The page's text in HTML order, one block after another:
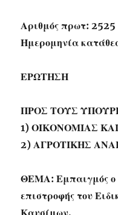
Αριθμός πρωτ: 2525
Ημερομηνία
ΕΡΩΤΗΣΗ
ΠΡΟΣ ΤΟΥΣ
1) ΟΙΚΟΝΟΜΙΑΣ
2) ΑΓΡΟΤΙΚΗΣ
ΘΕΜΑ: Εμπαιγμός ο
επιστροφής του
Καυσίμων.